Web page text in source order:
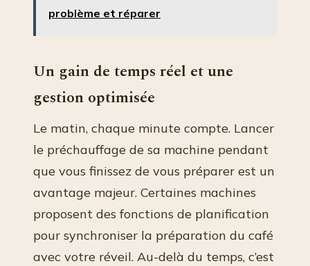
problème et réparer
Un gain de temps réel et une
gestion optimisée
Le matin, chaque minute compte. Lancer
le préchauffage de sa machine pendant
que vous finissez de vous préparer est un
avantage majeur. Certaines machines
proposent des fonctions de planification
pour synchroniser la préparation du café
avec votre réveil. Au-delà du temps, c’est